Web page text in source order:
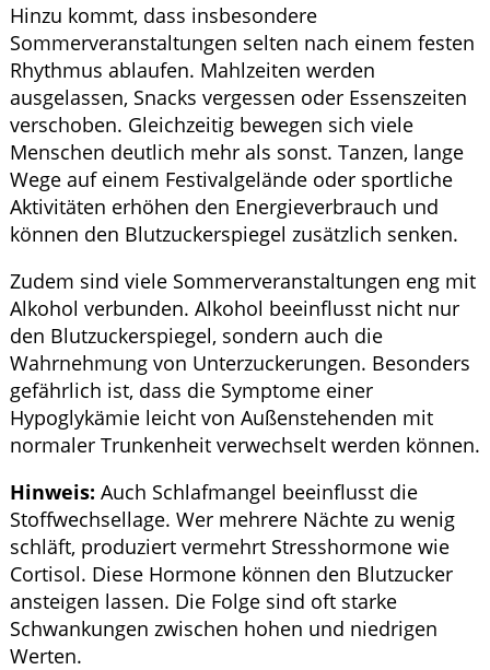
Hinzu kommt, dass insbesondere
Sommerveranstaltungen selten nach einem festen
Rhythmus ablaufen. Mahlzeiten werden
ausgelassen, Snacks vergessen oder Essenszeiten
verschoben. Gleichzeitig bewegen sich viele
Menschen deutlich mehr als sonst. Tanzen, lange
Wege auf einem Festivalgelände oder sportliche
Aktivitäten erhöhen den Energieverbrauch und
können den Blutzuckerspiegel zusätzlich senken.
Zudem sind viele Sommerveranstaltungen eng mit
Alkohol verbunden. Alkohol beeinflusst nicht nur
den Blutzuckerspiegel, sondern auch die
Wahrnehmung von Unterzuckerungen. Besonders
gefährlich ist, dass die Symptome einer
Hypoglykämie leicht von Außenstehenden mit
normaler Trunkenheit verwechselt werden können.
Hinweis: Auch Schlafmangel beeinflusst die
Stoffwechsellage. Wer mehrere Nächte zu wenig
schläft, produziert vermehrt Stresshormone wie
Cortisol. Diese Hormone können den Blutzucker
ansteigen lassen. Die Folge sind oft starke
Schwankungen zwischen hohen und niedrigen
Werten.